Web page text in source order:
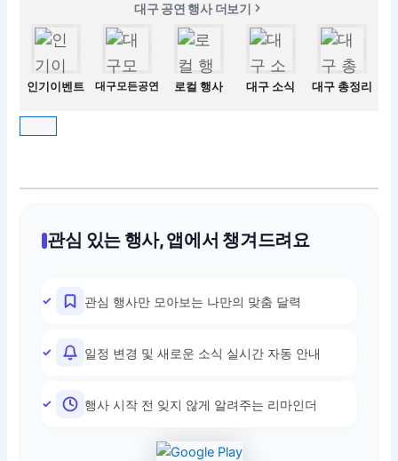
대구 공연 행사 더보기
인기이벤트 대구모든공연 로컬 행사 대구 소식 대구 총정리
관심 있는 행사, 앱에서 챙겨드려요
관심 행사만 모아보는 나만의 맞춤 달력
일정 변경 및 새로운 소식 실시간 자동 안내
행사 시작 전 잊지 않게 알려주는 리마인더